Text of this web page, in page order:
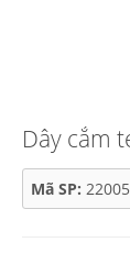
Dây cắm
Mã SP: